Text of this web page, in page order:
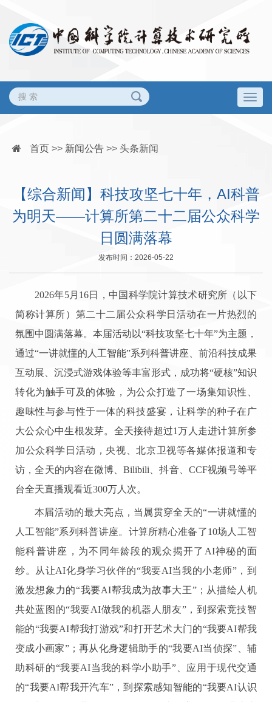
首页 >> 新闻公告 >> 头条新闻
【综合新闻】科技攻坚七十年，AI科普
为明天——计算所第二十二届公众科学
日圆满落幕
发布时间：2026-05-22
2026年5月16日，中国科学院计算技术研究所（以下
简称计算所）第二十二届公众科学日活动在一片热烈的
氛围中圆满落幕。本届活动以“科技攻坚七十年”为主题，
通过“一讲就懂的人工智能”系列科普讲座、前沿科技成果
互动展、沉浸式游戏体验等丰富形式，成功将“硬核”知识
转化为触手可及的体验，为公众打造了一场集知识性、
趣味性与参与性于一体的科技盛宴，让科学的种子在广
大公众心中生根发芽。全天接待超过1万人走进计算所参
加公众科学日活动，央视、北京卫视等各媒体报道和专
访，全天的内容在微博、Bilibili、抖音、CCF视频号等平
台全天直播观看近300万人次。
本届活动的最大亮点，当属贯穿全天的‌“一讲就懂的
人工智能”系列科普讲座‌。计算所精心准备了10场人工智
能科普讲座，为不同年龄段的观众揭开了AI神秘的面
纱。从让AI化身学习伙伴的‌“我要AI当我的小老师”‌，到
激发想象力的‌“我要AI帮我成为故事大王”‌；从描绘人机
共处蓝图的‌“我要AI做我的机器人朋友”‌，到探索竞技智
能的‌“我要AI帮我打游戏”‌和打开艺术大门的‌“我要AI帮我
变成小画家”‌；再从化身逻辑助手的‌“我要AI当侦探”‌、辅
助科研的‌“我要AI当我的科学小助手”‌、应用于现代交通
的‌“我要AI帮我开汽车”‌，到探索感知智能的‌“我要AI认识